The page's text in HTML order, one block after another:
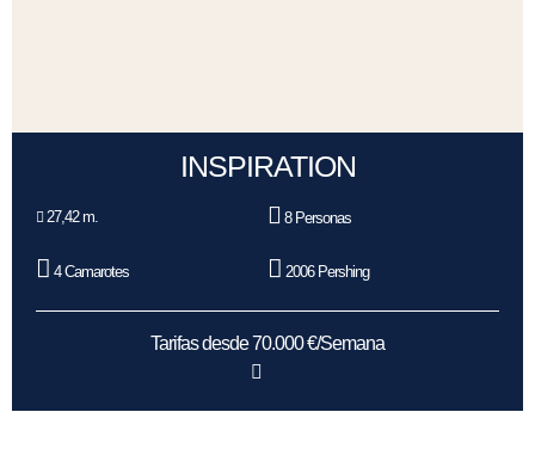
INSPIRATION
27,42 m. 8 Personas
4 Camarotes 2006 Pershing
Tarifas desde 70.000 €/Semana